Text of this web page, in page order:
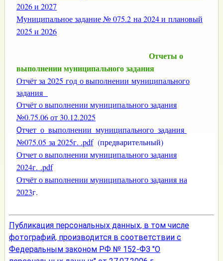
2026 и 2027
Муниципальное задание № 075.2 на 2024 и плановый
2025 и 2026
Отчеты о
выполнении муниципального задания
Отчёт за 2025 год о выполнении муниципального
задания
Отчёт о выполнении муниципального задания
№0.75.06 от 30.12.2025
Отчет_о_выполнении_муниципального_задания
№075.05 за 2025г. .pdf(предварительный)
Отчет о выполнении муниципального задания
2024г. .pdf
Отчёт о выполнении муниципального задания на
2023г.
Публикация персональных данных, в том числе
фотографий, производится в соответствии с
Федеральным законом РФ № 152-ФЗ "О